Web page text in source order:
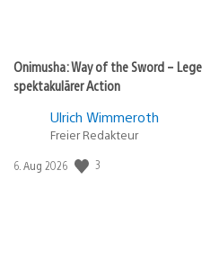
Onimusha: Way of the Sword –
spektakulärer Action
Ulrich Wimmeroth
Freier Redakteur
Veröffentlichungsdatum:
6. Aug 2026 3